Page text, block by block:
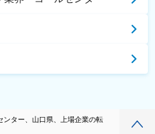
ンター、山口県、上場企業の転